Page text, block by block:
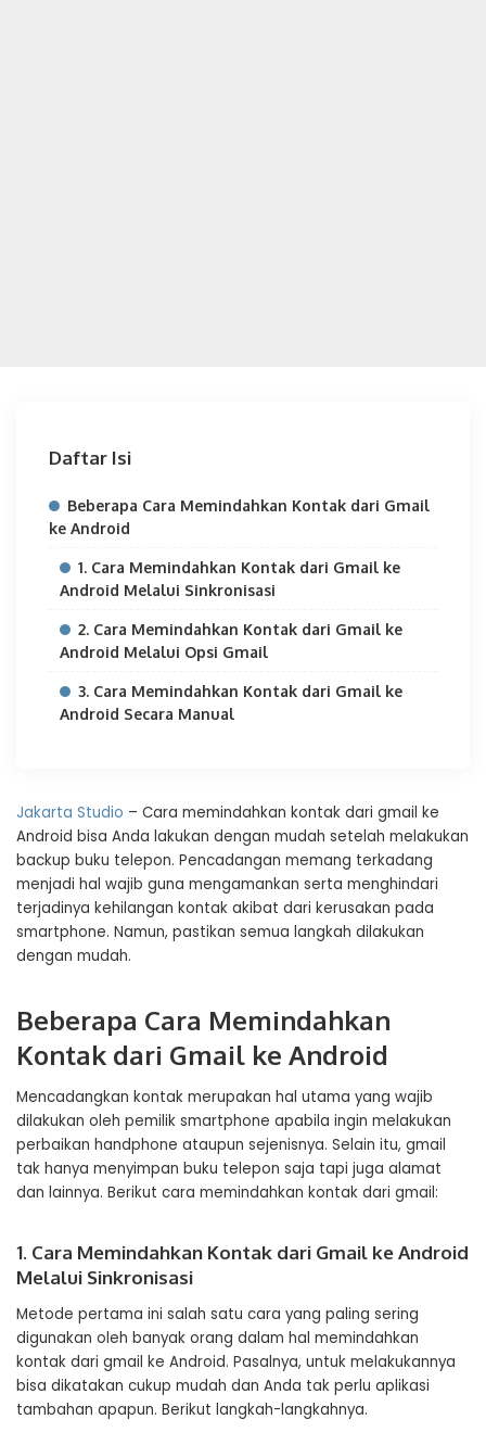
Daftar Isi
Beberapa Cara Memindahkan Kontak dari Gmail
ke Android
1. Cara Memindahkan Kontak dari Gmail ke
Android Melalui Sinkronisasi
2. Cara Memindahkan Kontak dari Gmail ke
Android Melalui Opsi Gmail
3. Cara Memindahkan Kontak dari Gmail ke
Android Secara Manual
Jakarta Studio – Cara memindahkan kontak dari gmail ke
Android bisa Anda lakukan dengan mudah setelah melakukan
backup buku telepon. Pencadangan memang terkadang
menjadi hal wajib guna mengamankan serta menghindari
terjadinya kehilangan kontak akibat dari kerusakan pada
smartphone. Namun, pastikan semua langkah dilakukan
dengan mudah.
Beberapa Cara Memindahkan
Kontak dari Gmail ke Android
Mencadangkan kontak merupakan hal utama yang wajib
dilakukan oleh pemilik smartphone apabila ingin melakukan
perbaikan handphone ataupun sejenisnya. Selain itu, gmail
tak hanya menyimpan buku telepon saja tapi juga alamat
dan lainnya. Berikut cara memindahkan kontak dari gmail:
1. Cara Memindahkan Kontak dari Gmail ke Android
Melalui Sinkronisasi
Metode pertama ini salah satu cara yang paling sering
digunakan oleh banyak orang dalam hal memindahkan
kontak dari gmail ke Android. Pasalnya, untuk melakukannya
bisa dikatakan cukup mudah dan Anda tak perlu aplikasi
tambahan apapun. Berikut langkah-langkahnya.